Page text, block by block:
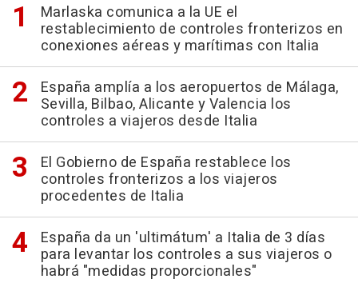
Marlaska comunica a la UE el
restablecimiento de controles fronterizos en
conexiones aéreas y marítimas con Italia
España amplía a los aeropuertos de Málaga,
Sevilla, Bilbao, Alicante y Valencia los
controles a viajeros desde Italia
El Gobierno de España restablece los
controles fronterizos a los viajeros
procedentes de Italia
España da un 'ultimátum' a Italia de 3 días
para levantar los controles a sus viajeros o
habrá "medidas proporcionales"